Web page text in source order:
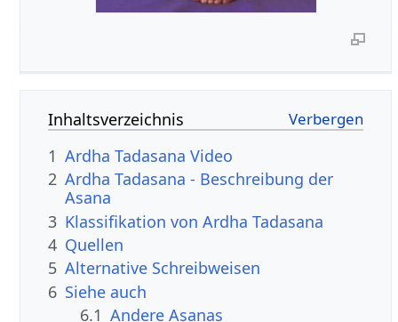
Inhaltsverzeichnis
1 Ardha Tadasana Video
2 Ardha Tadasana - Beschreibung der
Asana
3 Klassifikation von Ardha Tadasana
4 Quellen
5 Alternative Schreibweisen
6 Siehe auch
6.1 Andere Asanas